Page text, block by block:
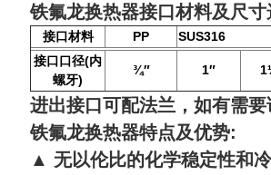
铁氟龙换热器接口材料及尺寸
接口材料 PP SUS316
接口口径(内
螺牙)
¾″ 1″ 1
进出接口可配法兰，如有需要
铁氟龙换热器特点及优势:
▲ 无以伦比的化学稳定性和